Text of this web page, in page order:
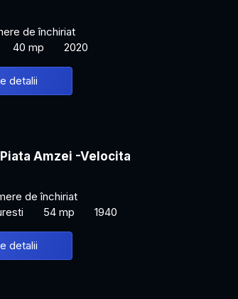
de închiriat
40 mp 2020
detalii
Amzei -Velocita
de închiriat
54 mp 1940
detalii